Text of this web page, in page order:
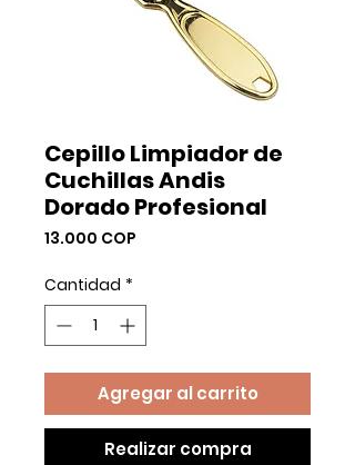
Cepillo Limpiador de
Cuchillas Andis
Dorado Profesional
13.000 COP
Cantidad *
Agregar al carrito
Realizar compra